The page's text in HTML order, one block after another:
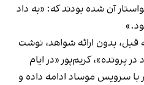
آن شده بودند که: «به داد
بدون ارائه شواهد، نوشت
کریم‌پور «در ایام
سرویس موساد ادامه داده و